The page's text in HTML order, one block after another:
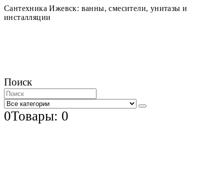
Сантехника Ижевск: ванны, смесители, унитазы и
инсталляции
Поиск
0Товары: 0